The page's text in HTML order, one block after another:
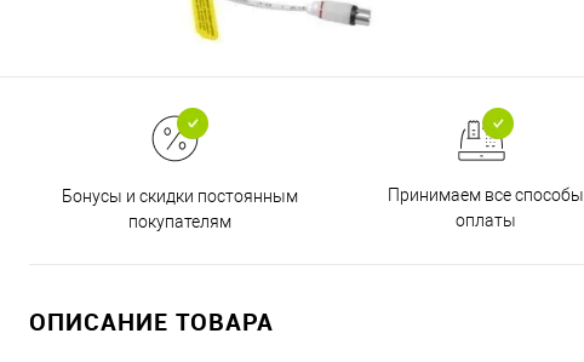
Бонусы и скидки постоянным
покупателям
Принимаем все способы
оплаты
ОПИСАНИЕ ТОВАРА